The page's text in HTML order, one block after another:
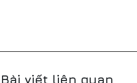
Bài viết liên quan